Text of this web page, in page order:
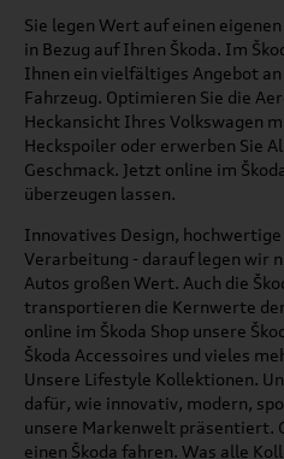
Sie legen Wert auf einen
in Bezug auf Ihren Škoda. Im
Ihnen ein vielfältiges Angebot
Fahrzeug. Optimieren Sie die
Heckansicht Ihres Volkswagen
Heckspoiler oder erwerben Sie
Geschmack. Jetzt online im
überzeugen lassen.
Innovatives Design,
Verarbeitung - darauf legen wir
Autos großen Wert. Auch die
transportieren die Kernwerte
online im Škoda Shop unsere
Škoda Accessoires und vieles
Unsere Lifestyle Kollektionen.
dafür, wie innovativ, modern,
unsere Markenwelt präsentiert.
einen Škoda fahren. Was alle